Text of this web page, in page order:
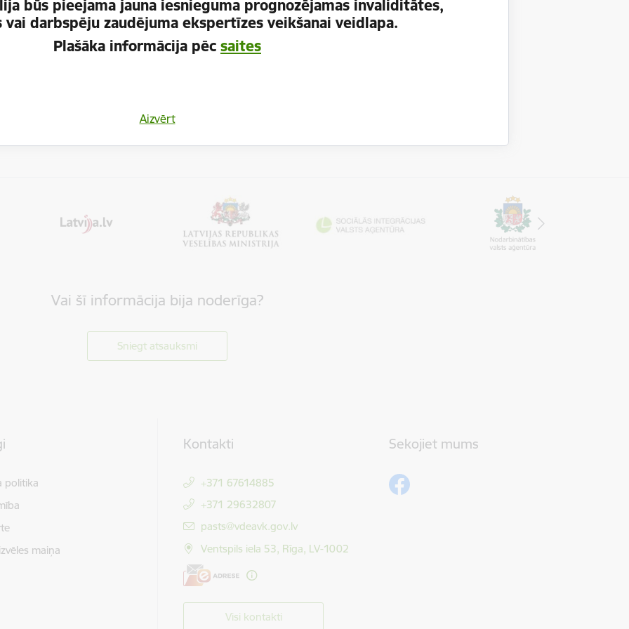
būs pieejama jauna iesnieguma prognozējamas invaliditātes,
darbspēju zaudējuma ekspertīzes veikšanai veidlapa.
Plašāka informācija pēc saites
Aizvērt
politika
Vai šī informācija bija noderīga?
Sniegt atsauksmi
politika
maiņa
Kontakti
+371 67614885
+371 29632807
E-pasts:
pasts@vdeavk.gov.lv
Ventspils iela 53, Rīga, LV-1002
Visi kontakti
Sekojiet mums